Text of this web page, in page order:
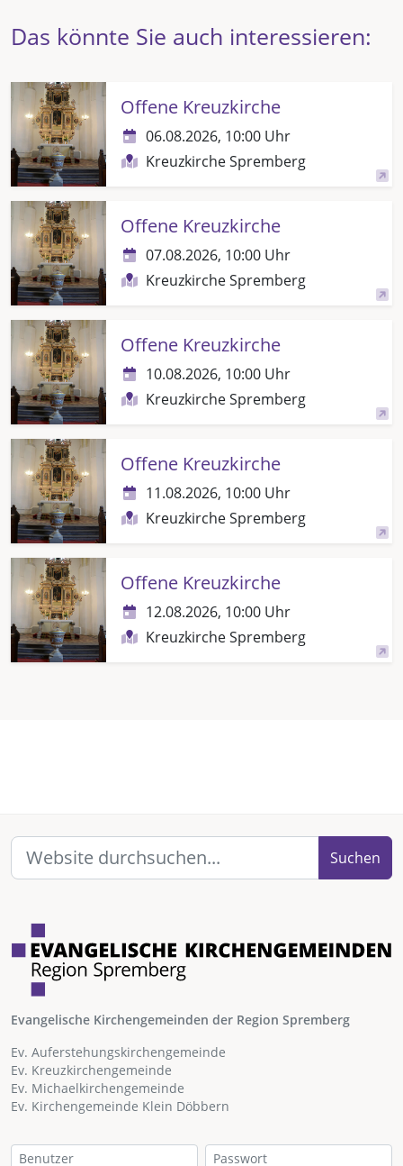
Das könnte Sie auch interessieren:
Offene Kreuzkirche
06.08.2026, 10:00 Uhr
Kreuzkirche Spremberg
Offene Kreuzkirche
07.08.2026, 10:00 Uhr
Kreuzkirche Spremberg
Offene Kreuzkirche
10.08.2026, 10:00 Uhr
Kreuzkirche Spremberg
Offene Kreuzkirche
11.08.2026, 10:00 Uhr
Kreuzkirche Spremberg
Offene Kreuzkirche
12.08.2026, 10:00 Uhr
Kreuzkirche Spremberg
Suchen
Evangelische Kirchengemeinden der Region Spremberg
Ev. Auferstehungskirchengemeinde
Ev. Kreuzkirchengemeinde
Ev. Michaelkirchengemeinde
Ev. Kirchengemeinde Klein Döbbern